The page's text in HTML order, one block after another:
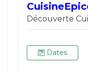
Découverte
Dates